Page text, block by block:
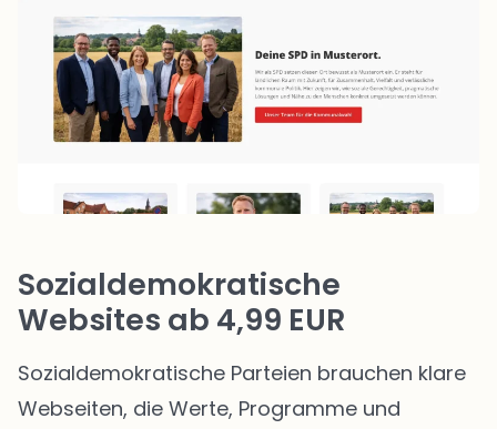
Sozialdemokratische
Websites ab 4,99 EUR
Sozialdemokratische Parteien brauchen klare
Webseiten, die Werte, Programme und